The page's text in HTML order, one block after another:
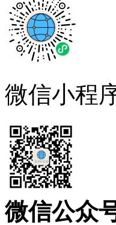
微信小程
微信公众